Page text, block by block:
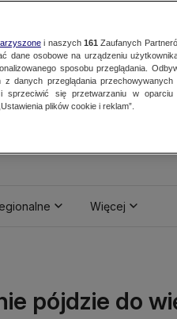
Więcej
pójdzie do
i naszych 161 Zaufanych
dane osobowe na urządzeniu
sposobu przeglądania.
danych przeglądania przechowywanych
sprzeciwić się przetwarzaniu w oparciu
plików cookie i reklam”.